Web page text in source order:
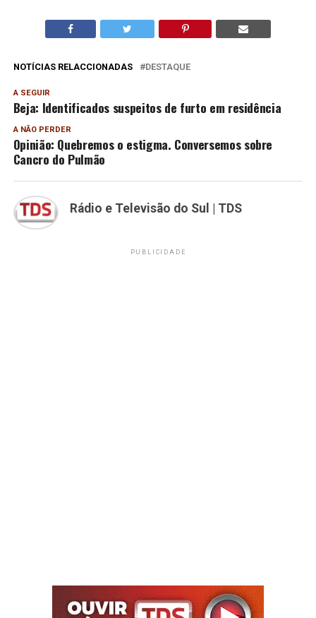
NOTÍCIAS RELACCIONADAS DESTAQUE
A SEGUIR
Beja: Identificados suspeitos de furto em residência
A NÃO PERDER
Opinião: Quebremos o estigma. Conversemos sobre
Cancro do Pulmão
Rádio e Televisão do Sul | TDS
PUBLICIDADE